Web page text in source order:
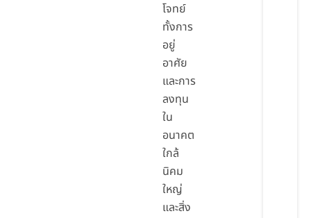
โจทย์
ทั้งการ
อยู่
อาศัย
และการ
ลงทุน
ใน
อนาคต
ใกล้
นิคม
ใหญ่
และสิ่ง